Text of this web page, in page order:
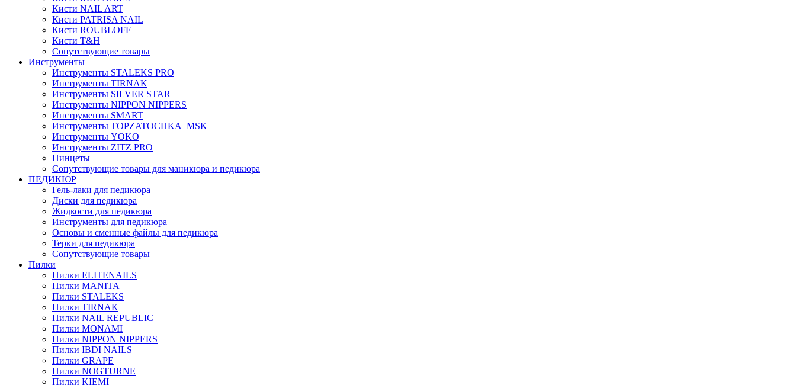
Кисти NAIL ART
Кисти PATRISA NAIL
Кисти ROUBLOFF
Кисти T&H
Сопутствующие товары
Инструменты
Инструменты STALEKS PRO
Инструменты TIRNAK
Инструменты SILVER STAR
Инструменты NIPPON NIPPERS
Инструменты SMART
Инструменты TOPZATOCHKA_MSK
Инструменты YOKO
Инструменты ZITZ PRO
Пинцеты
Сопутствующие товары для маникюра и педикюра
ПЕДИКЮР
Гель-лаки для педикюра
Диски для педикюра
Жидкости для педикюра
Инструменты для педикюра
Основы и сменные файлы для педикюра
Терки для педикюра
Сопутствующие товары
Пилки
Пилки ELITENAILS
Пилки MANITA
Пилки STALEKS
Пилки TIRNAK
Пилки NAIL REPUBLIC
Пилки MONAMI
Пилки NIPPON NIPPERS
Пилки IBDI NAILS
Пилки GRAPE
Пилки NOGTURNE
Пилки KIEMI